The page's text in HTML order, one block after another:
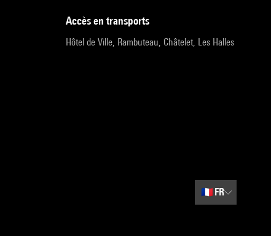
accès en transports
Hôtel de Ville, Rambuteau, Châtelet, Les Halles
🇫🇷 FR